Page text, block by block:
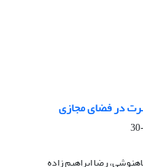
در فضای مجازی
رضا ابراهیم زاده